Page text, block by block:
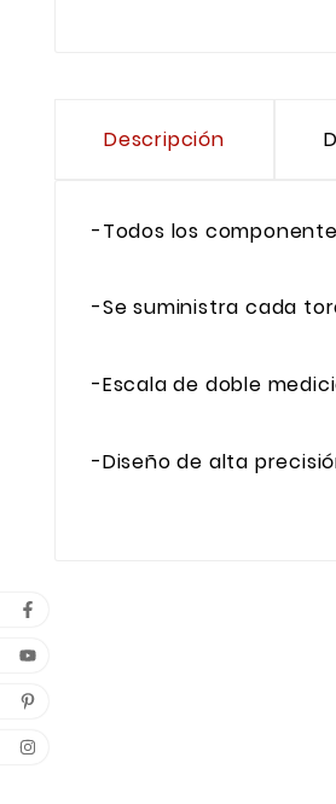
Descripción
-Todos los
-Se suministra cada
-Escala de doble
-Diseño de alta